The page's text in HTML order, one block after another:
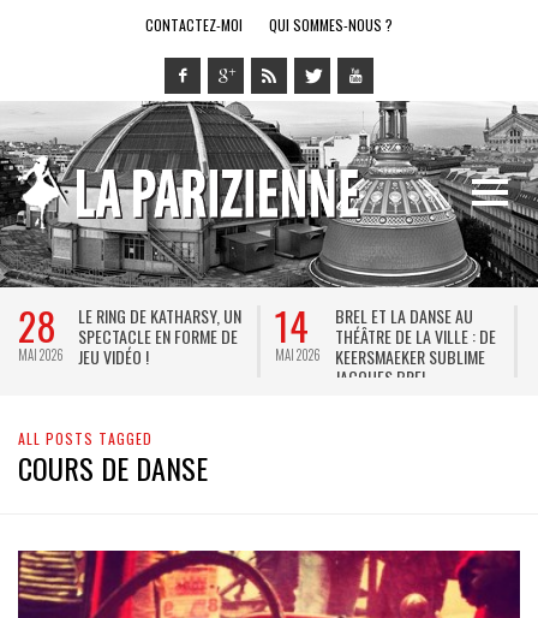
CONTACTEZ-MOI QUI SOMMES-NOUS ?
28
MAI 2026
LE RING DE KATHARSY, UN
SPECTACLE EN FORME DE
JEU VIDÉO !
14
MAI 2026
BREL ET LA DANSE AU
THÉÂTRE DE LA VILLE : DE
KEERSMAEKER SUBLIME
JACQUES BREL
ALL POSTS TAGGED
COURS DE DANSE